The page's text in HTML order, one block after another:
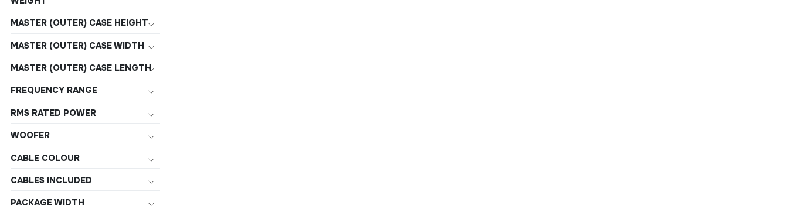
MASTER (OUTER) CASE HEIGHT
MASTER (OUTER) CASE WIDTH
MASTER (OUTER) CASE LENGTH
FREQUENCY RANGE
RMS RATED POWER
WOOFER
CABLE COLOUR
CABLES INCLUDED
PACKAGE WIDTH